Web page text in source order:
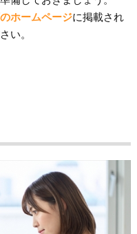
ホームページに掲載され
い。